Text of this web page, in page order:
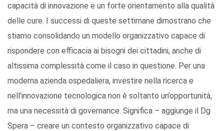
capacità di innovazione e un forte orientamento alla qualità
delle cure. I successi di queste settimane dimostrano che
stiamo consolidando un modello organizzativo capace di
rispondere con efficacia ai bisogni dei cittadini, anche di
altissima complessità come il caso in questione. Per una
moderna azienda ospedaliera, investire nella ricerca e
nell’innovazione tecnologica non è soltanto un’opportunità,
ma una necessità di governance. Significa – aggiunge il Dg
Spera – creare un contesto organizzativo capace di